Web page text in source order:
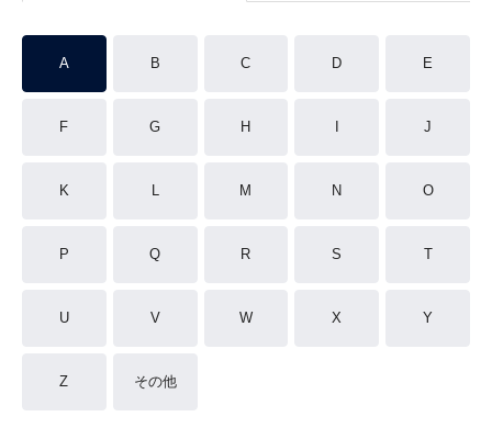
A B C D E
F G H J
K L M N O
P Q R S T
U V W X Y
Z その他